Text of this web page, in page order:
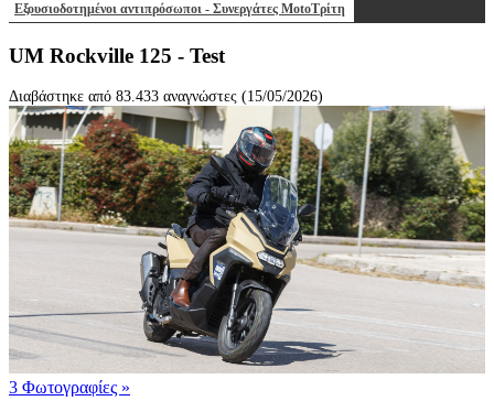
Εξουσιοδοτημένοι αντιπρόσωποι - Συνεργάτες MotoΤρίτη
UM Rockville 125 - Test
Διαβάστηκε από 83.433 αναγνώστες (15/05/2026)
3 Φωτογραφίες »